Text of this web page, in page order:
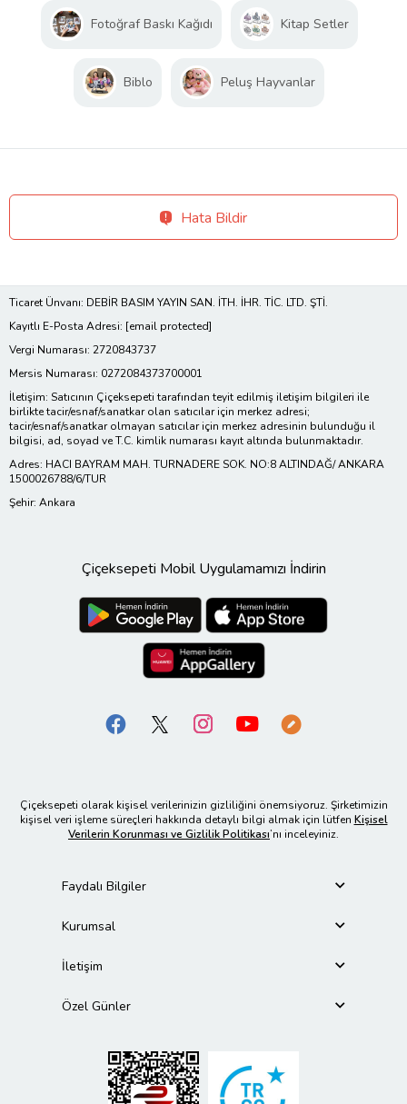
Fotoğraf Baskı Kağıdı Kitap Setler
Biblo Peluş Hayvanlar
Hata Bildir
Ticaret Ünvanı: DEBİR BASIM YAYIN SAN. İTH. İHR. TİC. LTD. ŞTİ.
Kayıtlı E-Posta Adresi: [email protected]
Vergi Numarası: 2720843737
Mersis Numarası: 0272084373700001
İletişim: Satıcının Çiçeksepeti tarafından teyit edilmiş iletişim bilgileri ile
birlikte tacir/esnaf/sanatkar olan satıcılar için merkez adresi;
tacir/esnaf/sanatkar olmayan satıcılar için merkez adresinin bulunduğu il
bilgisi, ad, soyad ve T.C. kimlik numarası kayıt altında bulunmaktadır.
Adres: HACI BAYRAM MAH. TURNADERE SOK. NO:8 ALTINDAĞ/ ANKARA
1500026788/6/TUR
Şehir: Ankara
Çiçeksepeti Mobil Uygulamamızı İndirin
Çiçeksepeti olarak kişisel verilerinizin gizliliğini önemsiyoruz. Şirketimizin
kişisel veri işleme süreçleri hakkında detaylı bilgi almak için lütfen Kişisel
Verilerin Korunması ve Gizlilik Politikası’nı inceleyiniz.
Faydalı Bilgiler
Kurumsal
İletişim
Özel Günler